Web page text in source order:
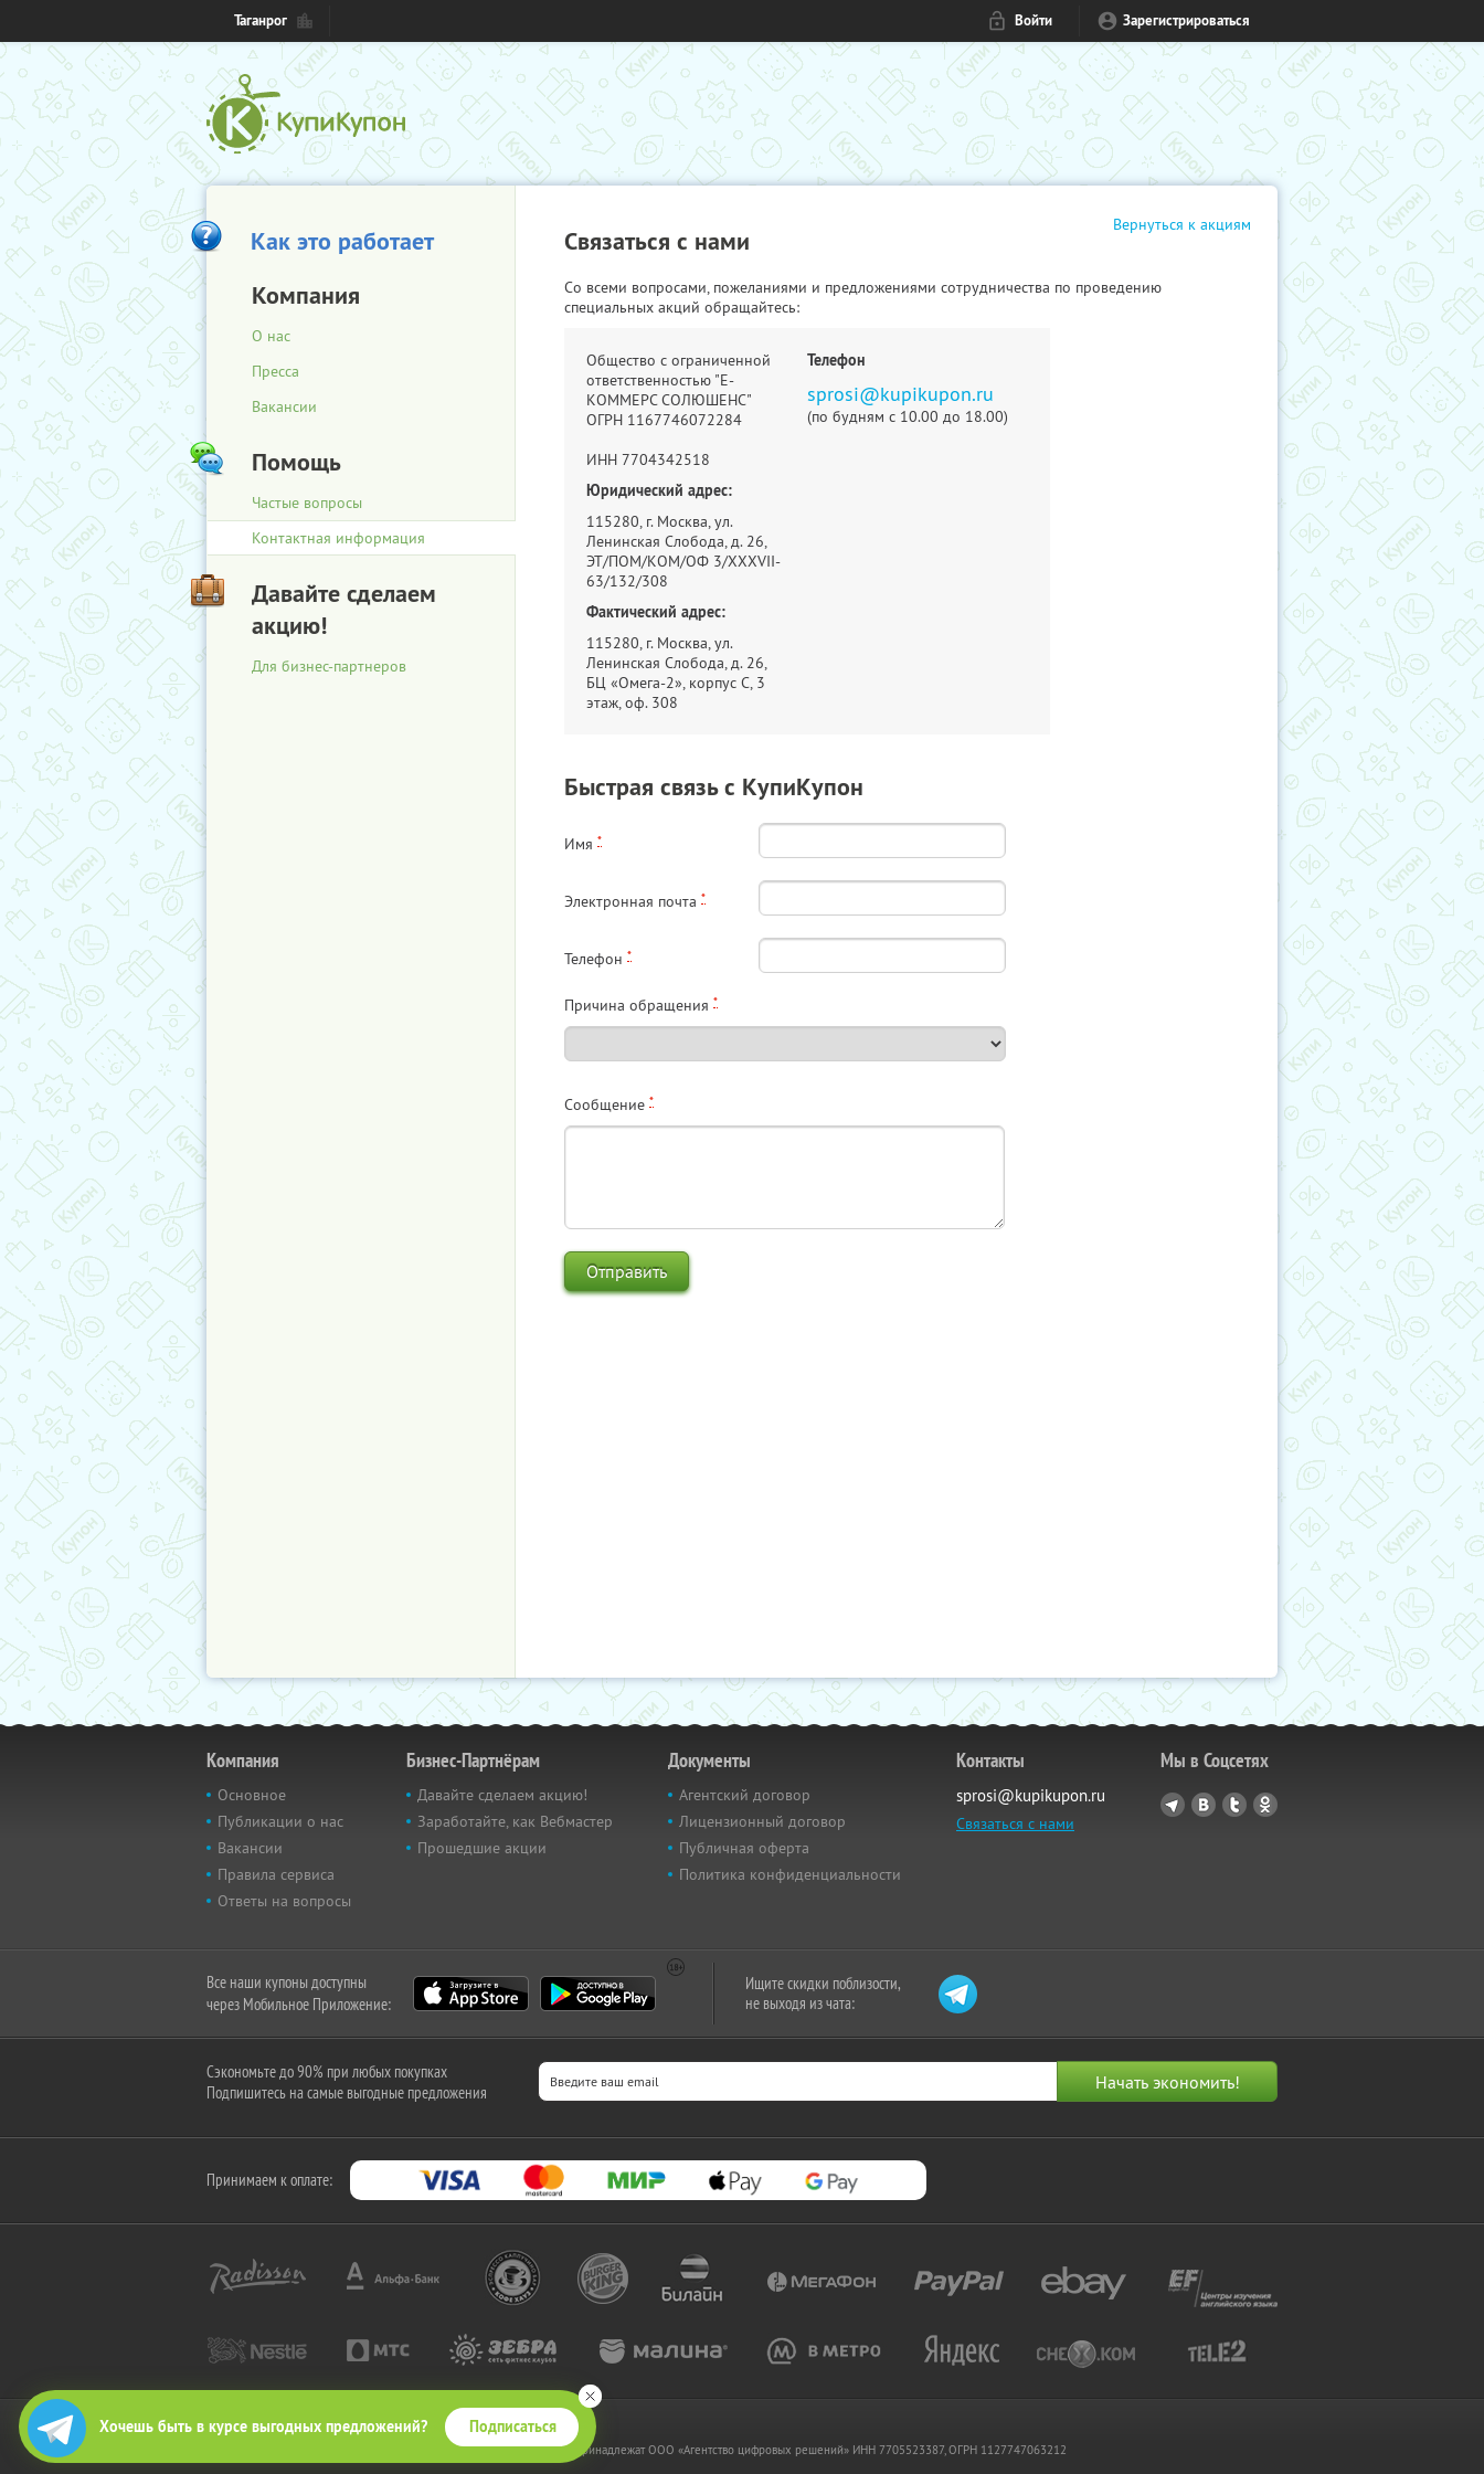
Хочешь быть в курсе выгодных предложений? Подписаться
Таганрог Войти Зарегистрироваться
Как это работает
Компания
О нас
Пресса
Вакансии
Помощь
Частые вопросы
Контактная информация
Давайте сделаем
акцию!
Для бизнес-партнеров
Вернуться к акциям
Связаться с нами
Со всеми вопросами, пожеланиями и предложениями сотрудничества по проведению
специальных акций обращайтесь:
Общество с ограниченной
ответственностью "Е-
КОММЕРС СОЛЮШЕНС"
ОГРН 1167746072284
ИНН 7704342518
Юридический адрес:
115280, г. Москва, ул.
Ленинская Слобода, д. 26,
ЭТ/ПОМ/КОМ/ОФ 3/XXXVII-
63/132/308
Фактический адрес:
115280, г. Москва, ул.
Ленинская Слобода, д. 26,
БЦ «Омега-2», корпус С, 3
этаж, оф. 308
Телефон
sprosi@kupikupon.ru
(по будням с 10.00 до 18.00)
Быстрая связь с КупиКупон
*
Имя
*
Электронная почта
*
Телефон
*
Причина обращения
*
Сообщение
Компания
Основное
Публикации о нас
Вакансии
Правила сервиса
Ответы на вопросы
Бизнес-Партнёрам
Давайте сделаем акцию!
Заработайте, как Вебмастер
Прошедшие акции
Документы
Агентский договор
Лицензионный договор
Публичная оферта
Политика конфиденциальности
Контакты
sprosi@kupikupon.ru
Связаться с нами
Мы в Соцсетях
Все наши купоны доступны
через Мобильное Приложение:
Ищите скидки поблизости,
не выходя из чата:
Сэкономьте до 90% при любых покупках
Подпишитесь на самые выгодные предложения
Принимаем к оплате:
2010-2026 © КупиКупон. Все права защищены.
Все права на товарный знак "КупиКупон" и на сайт www.kupikupon.ru принадлежат OOO «Агентство цифровых решений» ИНН 7705523387, ОГРН 1127747063212